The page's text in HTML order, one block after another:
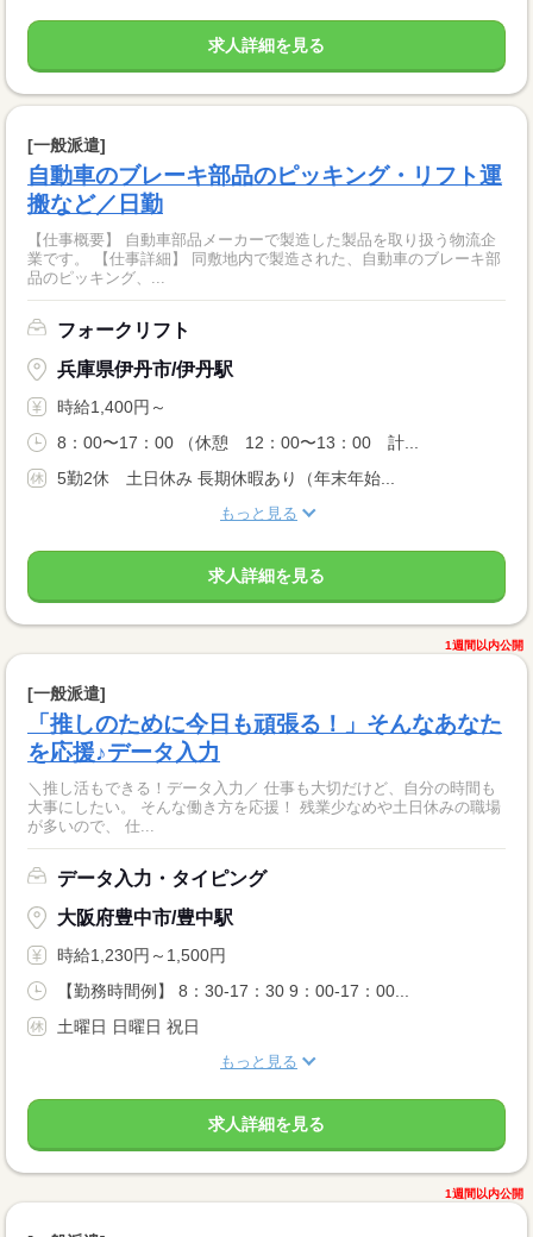
求人詳細を見る
[一般派遣]
自動車のブレーキ部品のピッキング・リフト運
搬など／日勤
【仕事概要】 自動車部品メーカーで製造した製品を取り扱う物流企
業です。 【仕事詳細】 同敷地内で製造された、自動車のブレーキ部
品のピッキング、...
フォークリフト
兵庫県伊丹市/伊丹駅
時給1,400円～
8：00〜17：00 （休憩 12：00〜13：00 計...
5勤2休 土日休み 長期休暇あり（年末年始...
もっと見る
求人詳細を見る
1週間以内公開
[一般派遣]
「推しのために今日も頑張る！」そんなあなた
を応援♪データ入力
＼推し活もできる！データ入力／ 仕事も大切だけど、自分の時間も
大事にしたい。 そんな働き方を応援！ 残業少なめや土日休みの職場
が多いので、 仕...
データ入力・タイピング
大阪府豊中市/豊中駅
時給1,230円～1,500円
【勤務時間例】 8：30-17：30 9：00-17：00...
土曜日 日曜日 祝日
もっと見る
求人詳細を見る
1週間以内公開